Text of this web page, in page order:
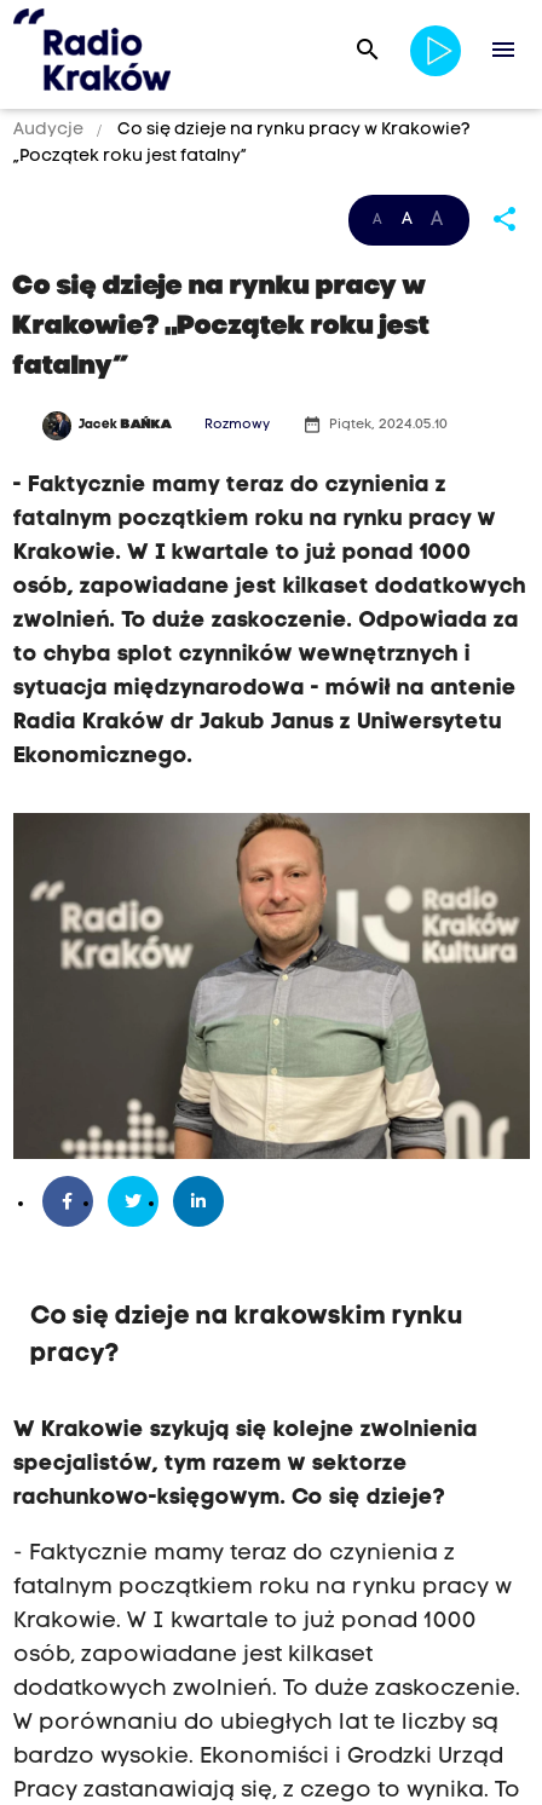
search menu
Audycje
Co się dzieje na rynku pracy w Krakowie?
„Początek roku jest fatalny”
A A A share
Co się dzieje na rynku pracy w
Krakowie? „Początek roku jest
fatalny”
Jacek BAŃKA Rozmowy date_range Piątek, 2024.05.10
- Faktycznie mamy teraz do czynienia z
fatalnym początkiem roku na rynku pracy w
Krakowie. W I kwartale to już ponad 1000
osób, zapowiadane jest kilkaset dodatkowych
zwolnień. To duże zaskoczenie. Odpowiada za
to chyba splot czynników wewnętrznych i
sytuacja międzynarodowa - mówił na antenie
Radia Kraków dr Jakub Janus z Uniwersytetu
Ekonomicznego.
Co się dzieje na krakowskim rynku
pracy?
W Krakowie szykują się kolejne zwolnienia
specjalistów, tym razem w sektorze
rachunkowo-księgowym. Co się dzieje?
- Faktycznie mamy teraz do czynienia z
fatalnym początkiem roku na rynku pracy w
Krakowie. W I kwartale to już ponad 1000
osób, zapowiadane jest kilkaset
dodatkowych zwolnień. To duże zaskoczenie.
W porównaniu do ubiegłych lat te liczby są
bardzo wysokie. Ekonomiści i Grodzki Urząd
Pracy zastanawiają się, z czego to wynika. To